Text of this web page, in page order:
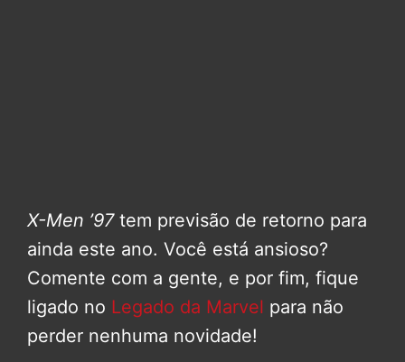
X-Men ’97tem previsão de retorno para
ainda este ano. Você está ansioso?
Comente com a gente, e por fim, fique
ligado no Legado da Marvel para não
perder nenhuma novidade!